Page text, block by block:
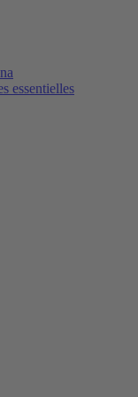
essentielles